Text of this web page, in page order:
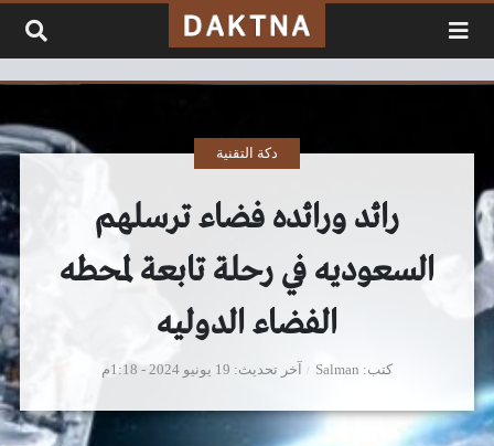
رائد ورائده فضاء ترسلهم
السعوديه في رحلة تابعة لمحطه
الفضاء الدوليه
كتب Salman
دكة التقنية
آخر تحديث 19 يونيو 2024 - 1:18م